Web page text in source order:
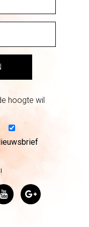
hoogte wil